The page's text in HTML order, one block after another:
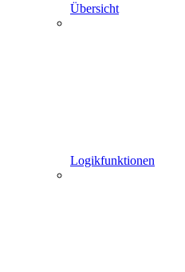
Übersicht
Logikfunktionen